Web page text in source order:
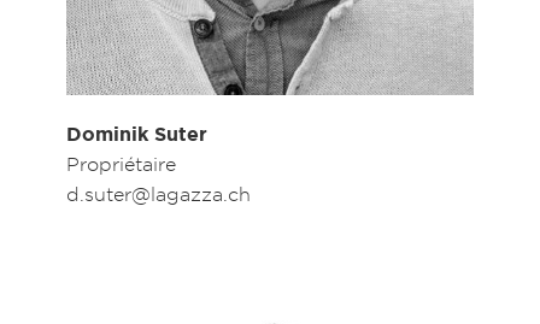
Dominik Suter
Propriétaire
d.suter@lagazza.ch